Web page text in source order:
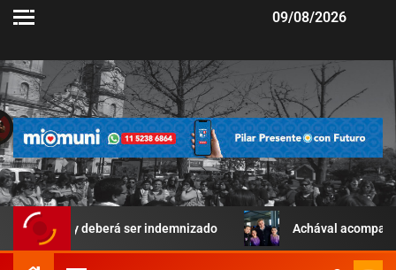
09/08/2026
deberá ser indemnizado Achával acompañó una